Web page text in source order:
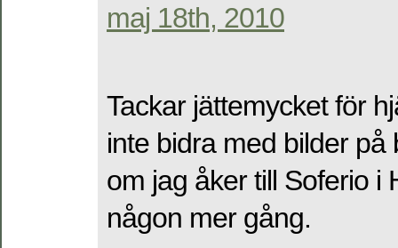
maj 18th, 2010
Tackar jättemycket för
inte bidra med bilder på
om jag åker till Soferio i
någon mer gång.